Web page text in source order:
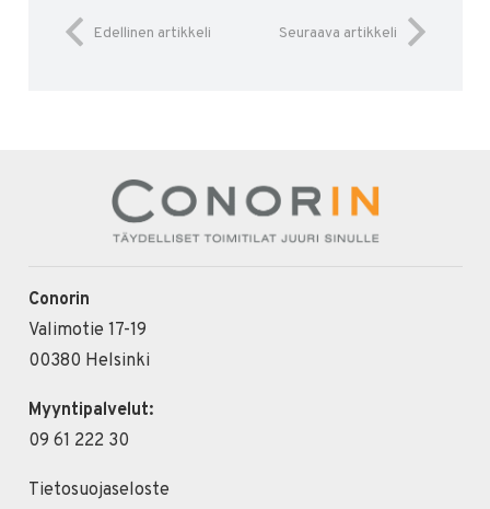
Edellinen artikkeli Seuraava artikkeli
Conorin
Valimotie 17-19
00380 Helsinki
Myyntipalvelut:
09 61 222 30
Tietosuojaseloste